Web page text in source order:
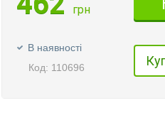
грн
В наявності
Код: 110696